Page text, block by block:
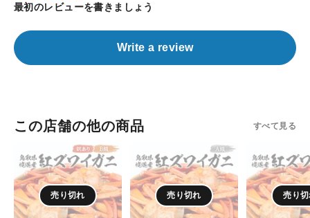
最初のレビューを書きましょう
Write a review
この店舗の他の商品 すべて見る
取/
境
港】
＜
売り切れ
取/
境
港】
ボ
売り切れ
取/
境
港】
ボ
売り